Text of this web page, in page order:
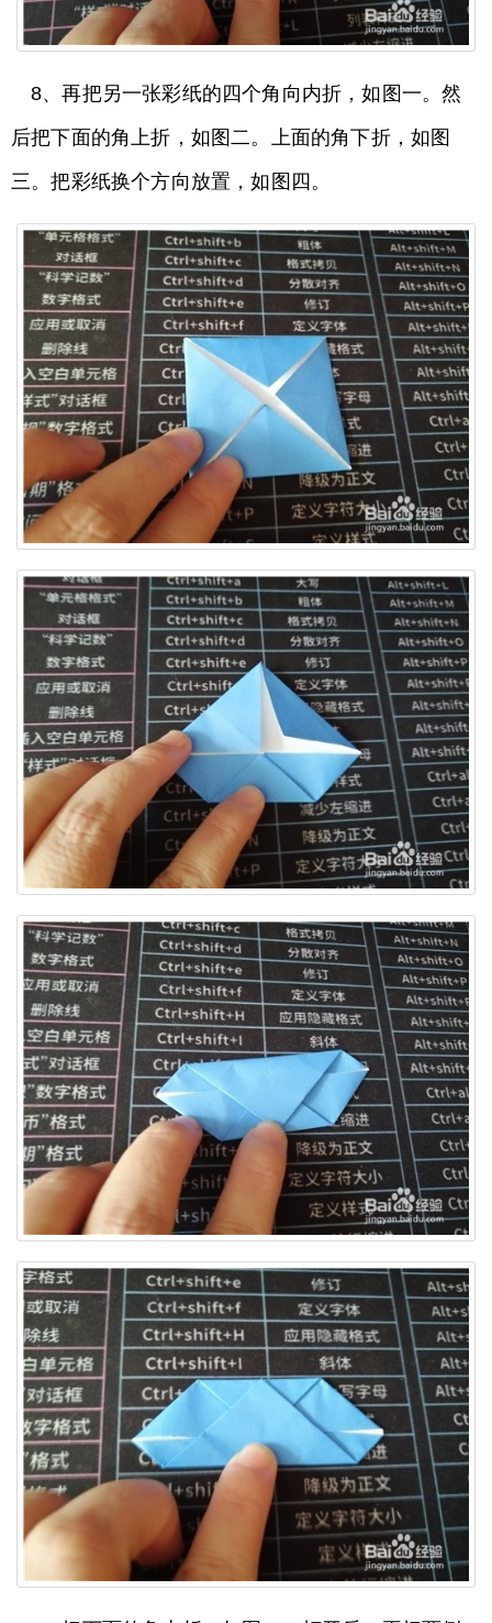
8、再把另一张彩纸的四个角向内折，如图一。然
后把下面的角上折，如图二。上面的角下折，如图
三。把彩纸换个方向放置，如图四。